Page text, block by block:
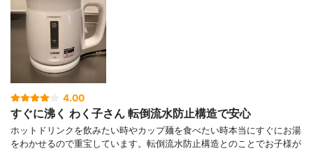
4.00
すぐに沸く わく子さん 転倒流水防止構造で安心
ホットドリンクを飲みたい時やカップ麺を食べたい時本当にすぐにお湯
をわかせるので重宝しています。転倒流水防止構造とのことでお子様が